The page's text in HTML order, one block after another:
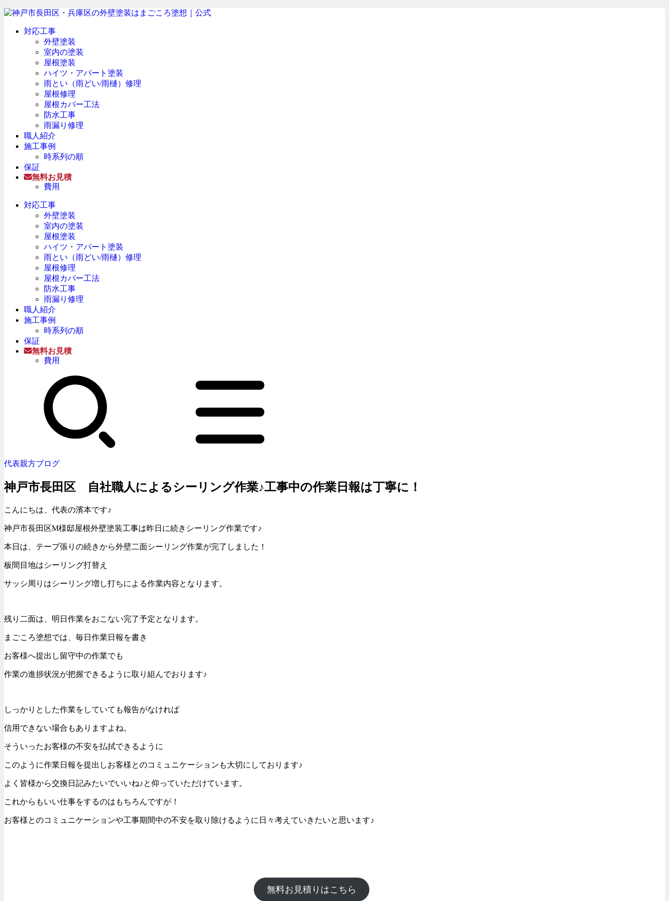
対応工事
外壁塗装
室内の塗装
屋根塗装
ハイツ・アパート塗装
雨とい（雨どい/雨樋）修理
屋根修理
屋根カバー工法
防水工事
雨漏り修理
職人紹介
施工事例
時系列の順
保証
無料お見積
費用
対応工事
外壁塗装
室内の塗装
屋根塗装
ハイツ・アパート塗装
雨とい（雨どい/雨樋）修理
屋根修理
屋根カバー工法
防水工事
雨漏り修理
職人紹介
施工事例
時系列の順
保証
無料お見積
費用
代表親方ブログ
神戸市長田区 自社職人によるシーリング作業♪工事中の作業日報は丁寧に！
こんにちは、代表の濱本です♪
神戸市長田区M様邸屋根外壁塗装工事は昨日に続きシーリング作業です♪
本日は、テープ張りの続きから外壁二面シーリング作業が完了しました！
板間目地はシーリング打替え
サッシ周りはシーリング増し打ちによる作業内容となります。
残り二面は、明日作業をおこない完了予定となります。
まごころ塗想では、毎日作業日報を書き
お客様へ提出し留守中の作業でも
作業の進捗状況が把握できるように取り組んでおります♪
しっかりとした作業をしていても報告がなければ
信用できない場合もありますよね。
そういったお客様の不安を払拭できるように
このように作業日報を提出しお客様とのコミュニケーションも大切にしております♪
よく皆様から交換日記みたいでいいね♪と仰っていただけています。
これからもいい仕事をするのはもちろんですが！
お客様とのコミュニケーションや工事期間中の不安を取り除けるように日々考えていきたいと思います♪
無料お見積りはこちら